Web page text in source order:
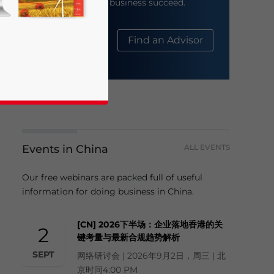
help your business succeed.
Find an Advisor
Events in China ALL EVENTS
Our free webinars are packed full of useful
information for doing business in China.
2
SEPT
[CN] 2026下半场：企业落地香港的关
键考量与最新合规趋势解析
网络研讨会 | 2026年9月2日，周三 | 北
京时间4:00 PM
news and updates for Asia!